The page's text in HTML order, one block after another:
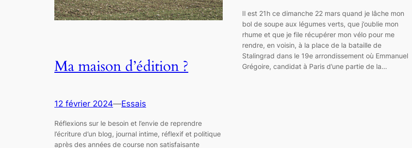
Ma maison d’édition ?
12 février 2024—Essais
Réflexions sur le besoin et l’envie de reprendre
l’écriture d’un blog, journal intime, réflexif et politique
après des années de course non satisfaisante
Il est 21h ce dimanche 22 mars quand je lâche mon
bol de soupe aux légumes verts, que j’oublie mon
rhume et que je file récupérer mon vélo pour me
rendre, en voisin, à la place de la bataille de
Stalingrad dans le 19e arrondissement où Emmanuel
Grégoire, candidat à Paris d’une partie de la…